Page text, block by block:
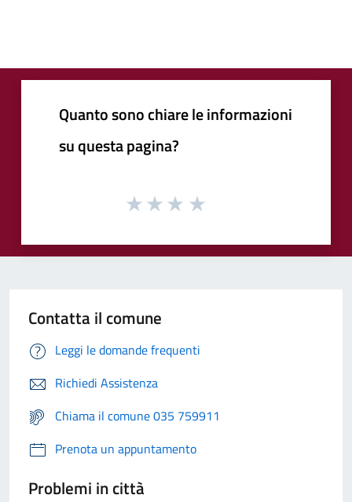
Quanto sono chiare le informazioni
su questa pagina?
Contatta il comune
Leggi le domande frequenti
Richiedi Assistenza
Chiama il comune 035 759911
Prenota un appuntamento
Problemi in città